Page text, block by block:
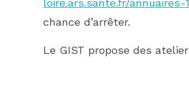
loire.ars.sante.fr/annuaires-1
chance d’arrêter.
Le GIST propose des